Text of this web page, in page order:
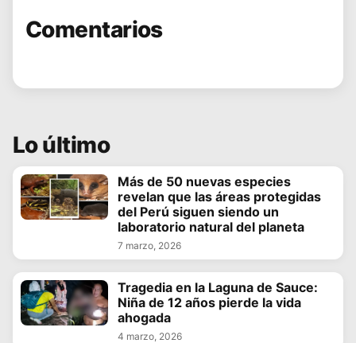
Comentarios
Lo último
Más de 50 nuevas especies
revelan que las áreas protegidas
del Perú siguen siendo un
laboratorio natural del planeta
7 marzo, 2026
Tragedia en la Laguna de Sauce:
Niña de 12 años pierde la vida
ahogada
4 marzo, 2026